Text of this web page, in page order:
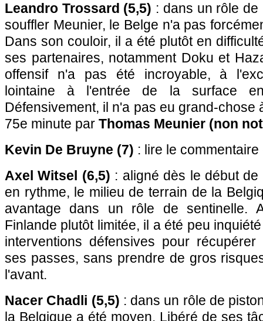
Leandro Trossard (5,5) : dans un rôle
souffler Meunier, le Belge n'a pas
Dans son couloir, il a été plutôt en
ses partenaires, notamment Doku et
offensif n'a pas été incroyable, à
lointaine à l'entrée de la surface
Défensivement, il n'a pas eu grand-chose
75e minute par Thomas Meunier (non
Kevin De Bruyne (7) : lire le
Axel Witsel (6,5) : aligné dès le début
en rythme, le milieu de terrain de la
avantage dans un rôle de sentinelle.
Finlande plutôt limitée, il a été peu
interventions défensives pour
ses passes, sans prendre de gros
l'avant.
Nacer Chadli (5,5) : dans un rôle de
la Belgique a été moyen. Libéré de ses